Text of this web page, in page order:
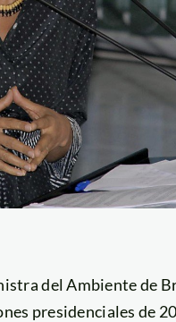
del Ambiente de
presidenciales de